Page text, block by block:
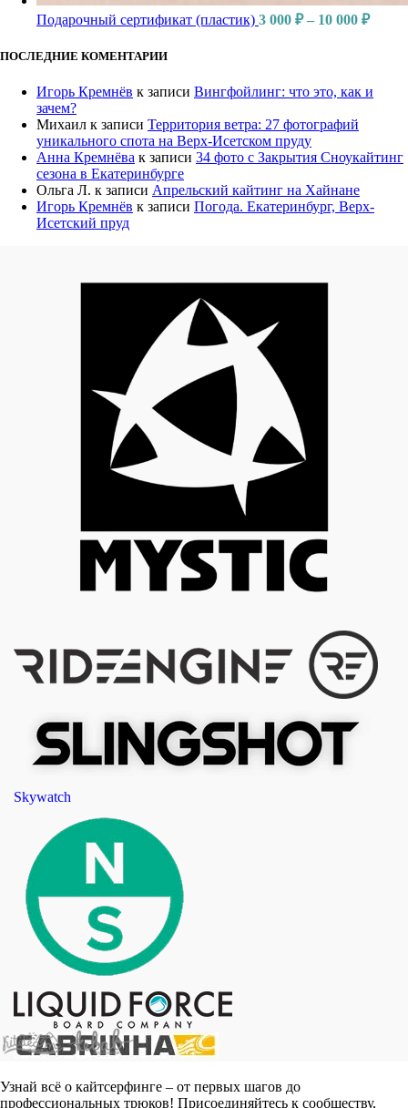
Подарочный сертификат (пластик) 3 000 ₽ – 10 000 ₽
ПОСЛЕДНИЕ КОМЕНТАРИИ
Игорь Кремнёв к записи Вингфойлинг: что это, как и
зачем?
Михаил к записи Территория ветра: 27 фотографий
уникального спота на Верх-Исетском пруду
Анна Кремнёва к записи 34 фото с Закрытия Сноукайтинг
сезона в Екатеринбурге
Ольга Л. к записи Апрельский кайтинг на Хайнане
Игорь Кремнёв к записи Погода. Екатеринбург, Верх-
Исетский пруд
Skywatch
Узнай всё о кайтсерфинге – от первых шагов до
профессиональных трюков! Присоединяйтесь к сообществу,